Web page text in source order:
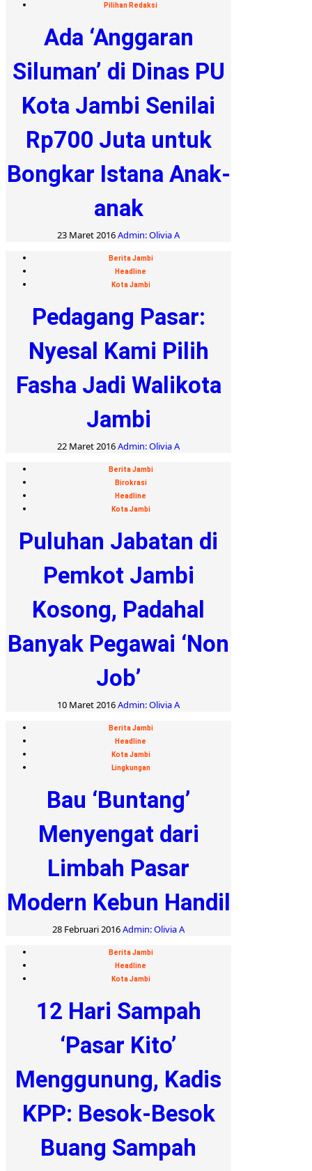
Pilihan Redaksi
Ada ‘Anggaran
Siluman’ di Dinas PU
Kota Jambi Senilai
Rp700 Juta untuk
Bongkar Istana Anak-
anak
23 Maret 2016Admin: Olivia A
Berita Jambi
Headline
Kota Jambi
Pedagang Pasar:
Nyesal Kami Pilih
Fasha Jadi Walikota
Jambi
22 Maret 2016Admin: Olivia A
Berita Jambi
Birokrasi
Headline
Kota Jambi
Puluhan Jabatan di
Pemkot Jambi
Kosong, Padahal
Banyak Pegawai ‘Non
Job’
10 Maret 2016Admin: Olivia A
Berita Jambi
Headline
Kota Jambi
Lingkungan
Bau ‘Buntang’
Menyengat dari
Limbah Pasar
Modern Kebun Handil
28 Februari 2016Admin: Olivia A
Berita Jambi
Headline
Kota Jambi
12 Hari Sampah
‘Pasar Kito’
Menggunung, Kadis
KPP: Besok-Besok
Buang Sampah